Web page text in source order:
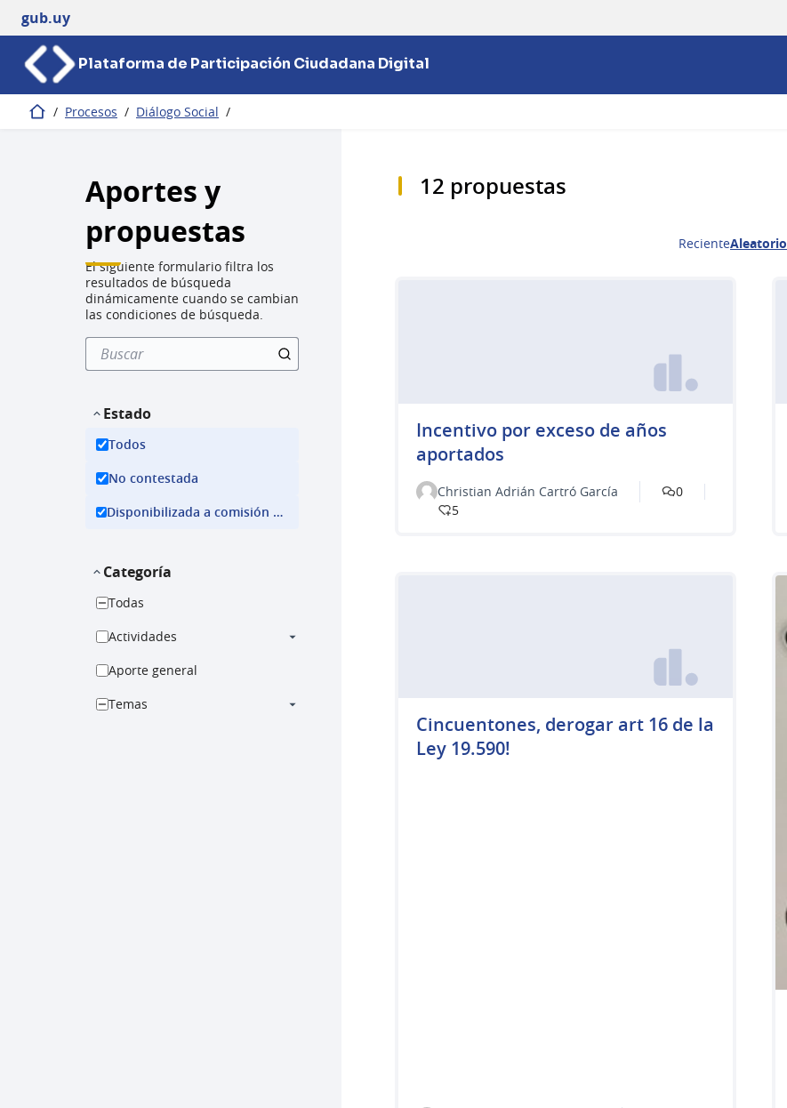
gub.uy
Plataforma de Participación Ciudadana Digital
Inicio / Procesos / Diálogo Social /
Aportes y
propuestas
El siguiente formulario filtra los
resultados de búsqueda
dinámicamente cuando se cambian
las condiciones de búsqueda.
Estado
Todos
No contestada
Disponibilizada a comisión ejecutiva
Categoría
Todas
Actividades
Aporte general
Temas
12 propuestas
RecienteAleatorio
Incentivo por exceso de años
aportados
Christian Adrián Cartró García
0
5
Cincuentones, derogar art 16 de la
Ley 19.590!